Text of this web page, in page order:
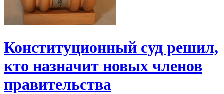
Конституционный суд решил,
кто назначит новых членов
правительства